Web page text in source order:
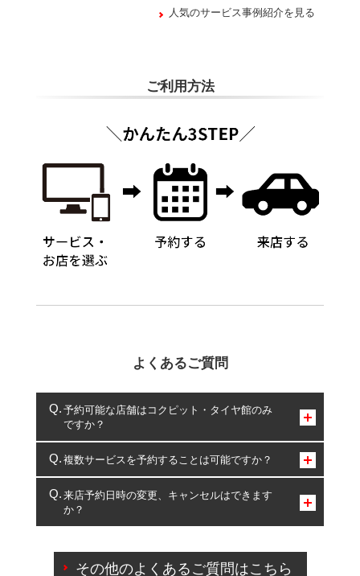
人気のサービス事例紹介を見る
ご利用方法
よくあるご質問
予約可能な店舗はコクピット・タイヤ館のみ
ですか？
コクピット・タイヤ館のみとなります。
複数サービスを予約することは可能ですか？
複数サービスのご予約は可能です。
一部の商品・サービスの組み合わせに限り、同時にご予約が
出来ないものもございます。
来店予約日時の変更、キャンセルはできます
か？
ご来店予約日の3営業日前を過ぎている場合のご予約
その他のよくあるご質問はこちら